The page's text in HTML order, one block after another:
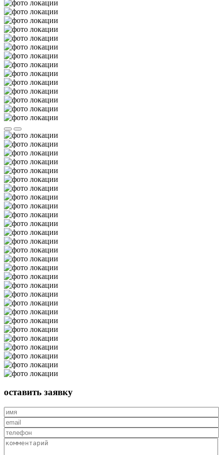
оставить заявку